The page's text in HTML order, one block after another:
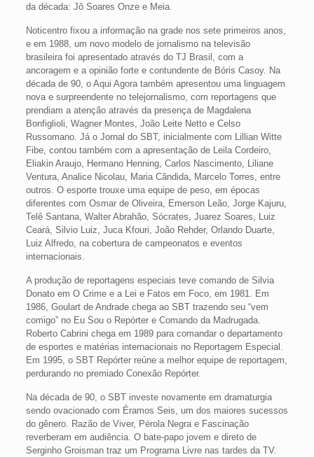
da década: Jô Soares Onze e Meia.
Noticentro fixou a informação na grade nos sete primeiros anos,
e em 1988, um novo modelo de jornalismo na televisão
brasileira foi apresentado através do TJ Brasil, com a
ancoragem e a opinião forte e contundente de Bóris Casoy. Na
década de 90, o Aqui Agora também apresentou uma linguagem
nova e surpreendente no telejornalismo, com reportagens que
prendiam a atenção através da presença de Magdalena
Bonfiglioli, Wagner Montes, João Leite Netto e Celso
Russomano. Já o Jornal do SBT, inicialmente com Lillian Witte
Fibe, contou também com a apresentação de Leila Cordeiro,
Eliakin Araujo, Hermano Henning, Carlos Nascimento, Liliane
Ventura, Analice Nicolau, Maria Cândida, Marcelo Torres, entre
outros. O esporte trouxe uma equipe de peso, em épocas
diferentes com Osmar de Oliveira, Emerson Leão, Jorge Kajuru,
Telê Santana, Walter Abrahão, Sócrates, Juarez Soares, Luiz
Ceará, Silvio Luiz, Juca Kfouri, João Rehder, Orlando Duarte,
Luiz Alfredo, na cobertura de campeonatos e eventos
internacionais.
A produção de reportagens especiais teve comando de Silvia
Donato em O Crime e a Lei e Fatos em Foco, em 1981. Em
1986, Goulart de Andrade chega ao SBT trazendo seu “vem
comigo” no Eu Sou o Repórter e Comando da Madrugada.
Roberto Cabrini chega em 1989 para comandar o departamento
de esportes e matérias internacionais no Reportagem Especial.
Em 1995, o SBT Repórter reúne a melhor equipe de reportagem,
perdurando no premiado Conexão Repórter.
Na década de 90, o SBT investe novamente em dramaturgia
sendo ovacionado com Éramos Seis, um dos maiores sucessos
do gênero. Razão de Viver, Pérola Negra e Fascinação
reverberam em audiência. O bate-papo jovem e direto de
Serginho Groisman traz um Programa Livre nas tardes da TV.